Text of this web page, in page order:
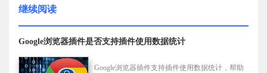
继续阅读
Google浏览器插件是否支持插件使用数据统计
Google浏览器插件支持插件使用数据统计，帮助